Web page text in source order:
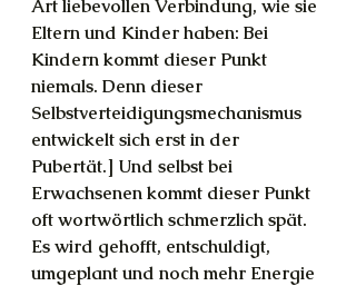
Art liebevollen Verbindung, wie sie
Eltern und Kinder haben: Bei
Kindern kommt dieser Punkt
niemals. Denn dieser
Selbstverteidigungsmechanismus
entwickelt sich erst in der
Pubertät.] Und selbst bei
Erwachsenen kommt dieser Punkt
oft wortwörtlich schmerzlich spät.
Es wird gehofft, entschuldigt,
umgeplant und noch mehr Energie